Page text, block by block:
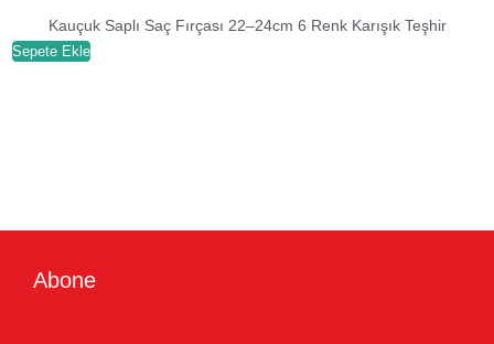
Kauçuk Saplı Saç Fırçası 22–24cm 6 Renk Karışık Teşhir
Sepete Ekle
Abone